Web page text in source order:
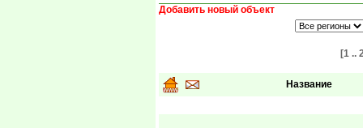
Добавить новый объект
[1 ..
Название